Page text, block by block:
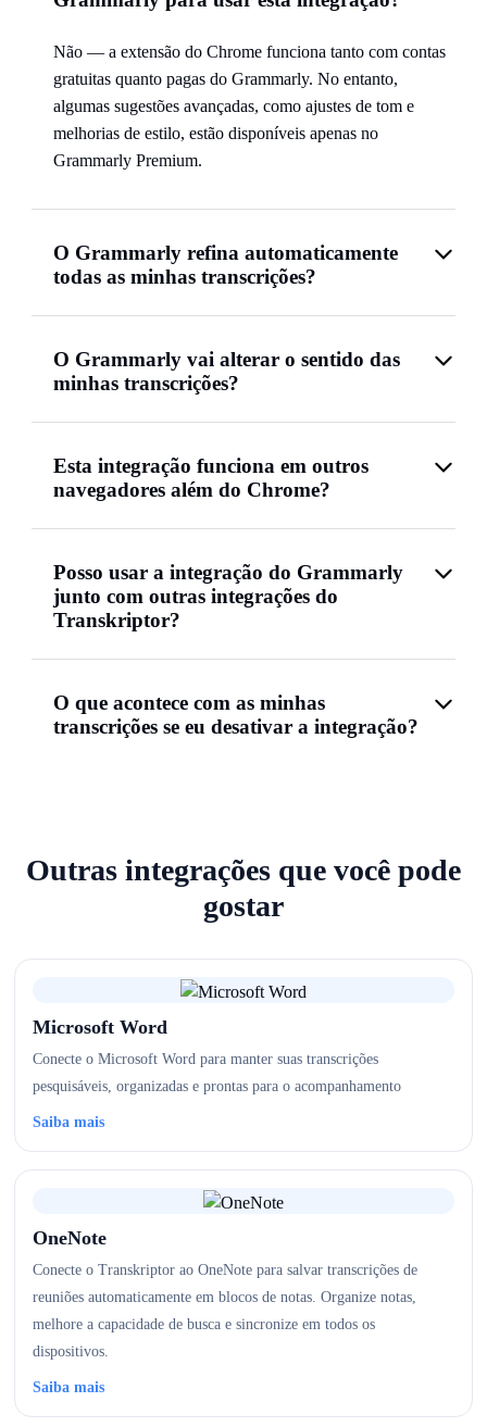
Não — a extensão do Chrome funciona tanto com contas
gratuitas quanto pagas do Grammarly. No entanto,
algumas sugestões avançadas, como ajustes de tom e
melhorias de estilo, estão disponíveis apenas no
Grammarly Premium.
O Grammarly refina automaticamente
todas as minhas transcrições?
O Grammarly vai alterar o sentido das
minhas transcrições?
Esta integração funciona em outros
navegadores além do Chrome?
Posso usar a integração do Grammarly
junto com outras integrações do
Transkriptor?
O que acontece com as minhas
transcrições se eu desativar a integração?
Outras integrações que você pode
gostar
Microsoft Word
Conecte o Microsoft Word para manter suas transcrições
pesquisáveis, organizadas e prontas para o acompanhamento
Saiba mais
OneNote
Conecte o Transkriptor ao OneNote para salvar transcrições de
reuniões automaticamente em blocos de notas. Organize notas,
melhore a capacidade de busca e sincronize em todos os
dispositivos.
Saiba mais